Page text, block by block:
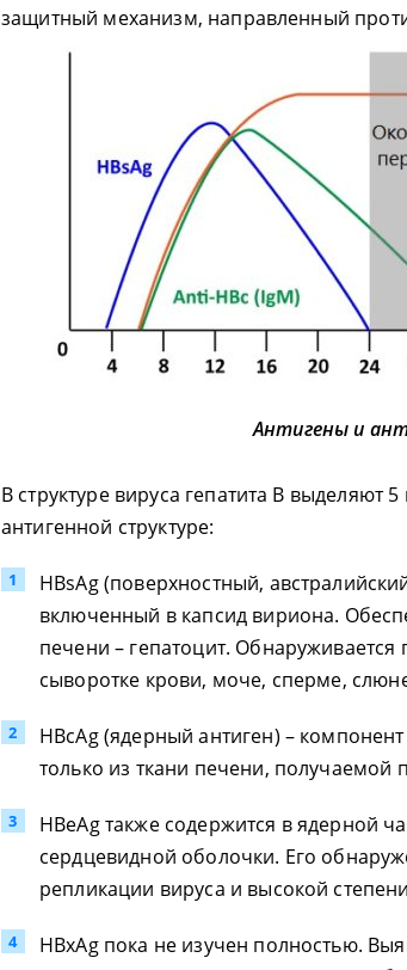
защитный механизм, направленный
Антигены и
В структуре вируса гепатита В выделяют
антигенной структуре:
HBsAg (поверхностный,
включенный в капсид вириона.
печени – гепатоцит.
сыворотке крови, моче, сперме,
HBcAg (ядерный антиген) –
только из ткани печени, получаемой
HBeAg также содержится в ядерной
сердцевидной оболочки. Его
репликации вируса и высокой
HBxAg пока не изучен полностью.